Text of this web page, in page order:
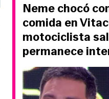
Neme chocó
comida en
motociclista
permanece